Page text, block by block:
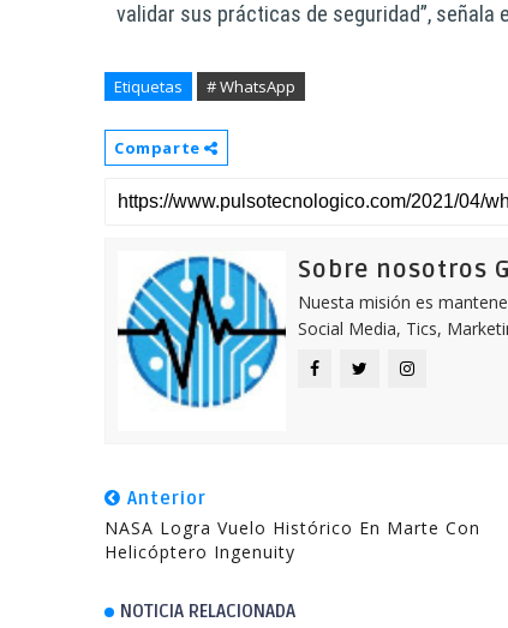
validar sus prácticas de seguridad”, señala
Etiquetas # WhatsApp
Comparte
Sobre nosotros
Nuesta misión es
Social Media, Tics,
Anterior
NASA Logra Vuelo Histórico En Marte Con
Helicóptero Ingenuity
NOTICIA RELACIONADA